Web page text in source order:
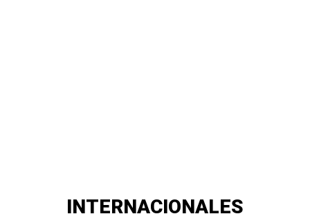
INTERNACIONALES